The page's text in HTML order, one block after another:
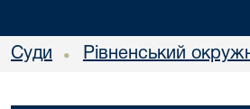
Суди • Рівненський